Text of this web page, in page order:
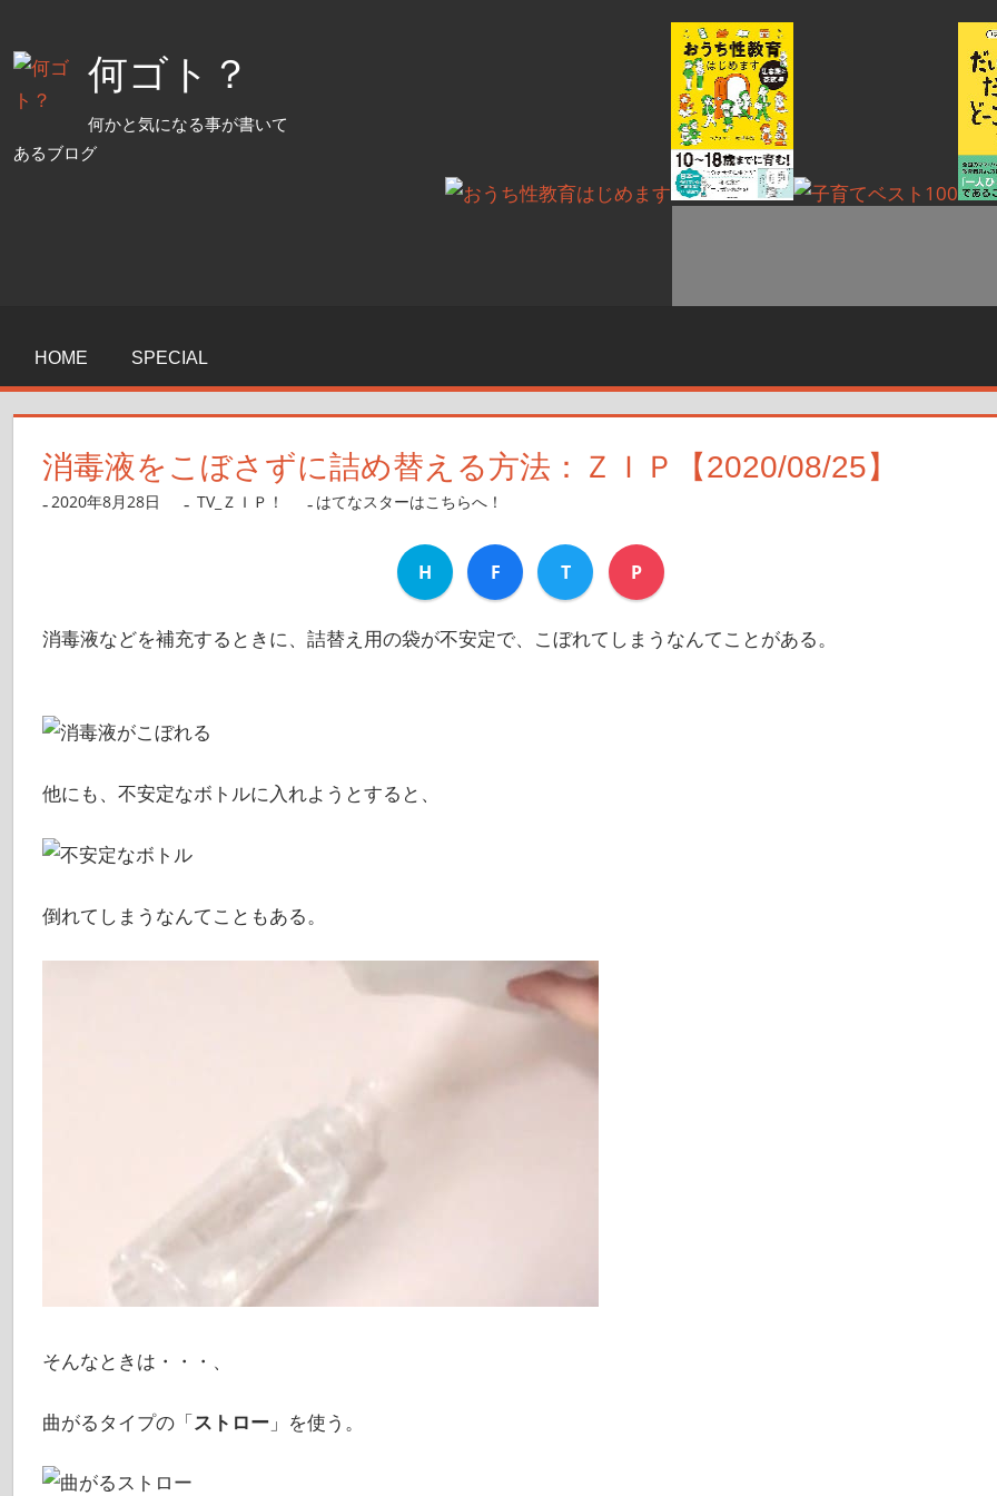
ン
ツ
何ゴト？
何かと気になる事が書いて
あるブログ
HOME SPECIAL
消毒液をこぼさずに詰め替える方法：ＺＩＰ【2020/08/25】
2020年8月28日 nanigoto
TV_ＺＩＰ！ はてなスターはこちらへ！
H F T P
消毒液などを補充するときに、詰替え用の袋が不安定で、こぼれてしまうなんてことがある。
他にも、不安定なボトルに入れようとすると、
倒れてしまうなんてこともある。
そんなときは・・・、
曲がるタイプの「ストロー」を使う。